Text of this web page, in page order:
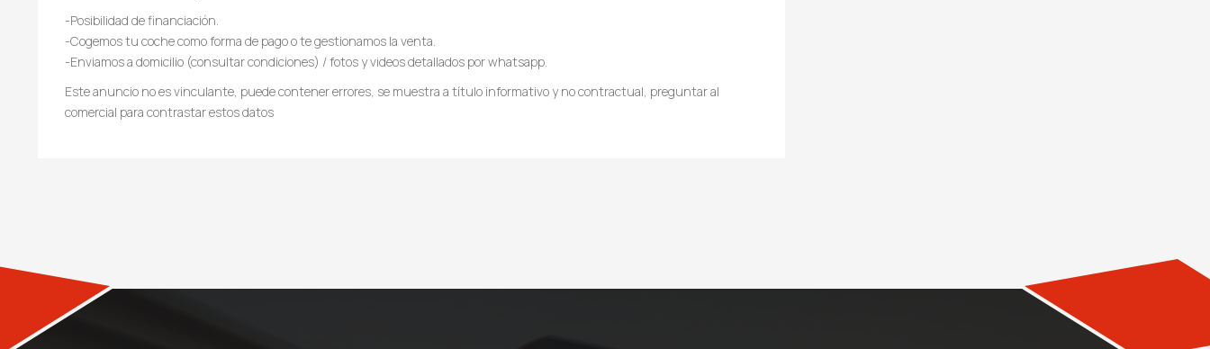
-Posibilidad de financiación.
-Cogemos tu coche como forma de pago o te gestionamos la venta.
-Enviamos a domicilio (consultar condiciones) / fotos y videos detallados por whatsapp.
Este anuncio no es vinculante, puede contener errores, se muestra a título informativo y no contractual, preguntar al
comercial para contrastar estos datos